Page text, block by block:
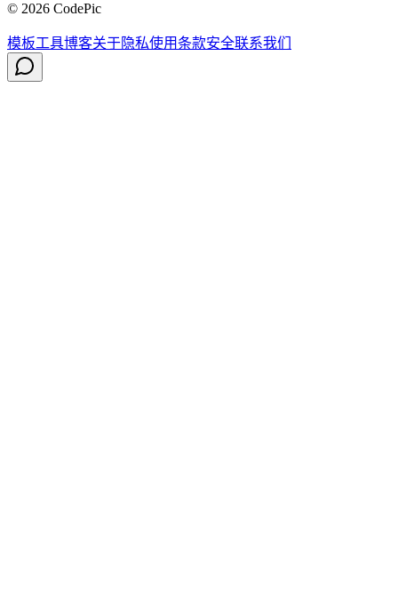
© 2026 CodePic
模板工具博客关于隐私使用条款安全联系我们